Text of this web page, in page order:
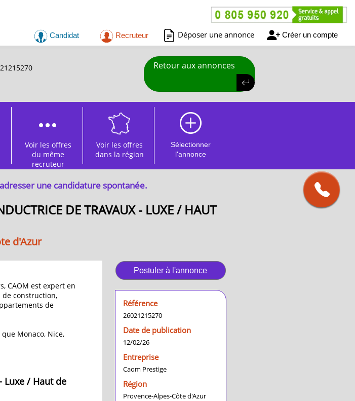
Candidat Recruteur Déposer une annonce Créer un compte
Retour aux annonces
Voir les offres
du même
recruteur
Voir les offres
dans la région
Sélectionner
l'annonce
une candidature spontanée.
DE TRAVAUX - LUXE / HAUT
d'Azur
CAOM est expert en
construction,
de
Monaco, Nice,
Luxe / Haut de
Postuler à l'annonce
Référence
26021215270
Date de publication
12/02/26
Entreprise
Caom Prestige
Région
Provence-Alpes-Côte d'Azur